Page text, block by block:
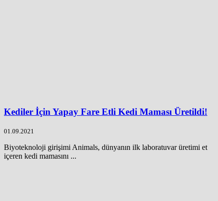
Kediler İçin Yapay Fare Etli Kedi Maması Üretildi!
01.09.2021
Biyoteknoloji girişimi Animals, dünyanın ilk laboratuvar üretimi et
içeren kedi mamasını ...